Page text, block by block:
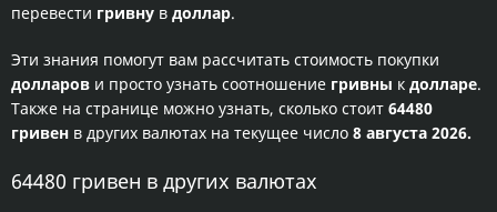
перевести гривну в доллар.
Эти знания помогут вам рассчитать стоимость покупки
долларов и просто узнать соотношение гривны к долларе.
Также на странице можно узнать, сколько стоит 64480
гривен в других валютах на текущее число 8 августа 2026.
64480 гривен в других валютах